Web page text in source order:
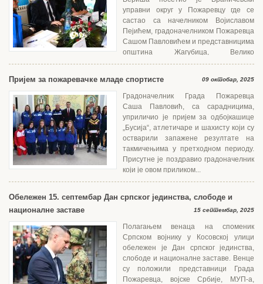
управни округ у Пожаревцу где се
састао са начелником Војиславом
Пејићем, градоначелником Пожаревца
Сашом Павловићем и представницима
општина Жагубица, Велико
Градиште,...
Пријем за пожаревачке младе спортисте 09 октобар, 2025
Градоначелник Града Пожаревца
Саша Павловић, са сарадницима,
уприличио је пријем за одбојкашице
„Бусија“, атлетичаре и шахисту који су
остварили запажене резултате на
такмичењима у претходном периоду.
Присутне је поздравио градоначелник
који је овом приликом...
Обележен 15. септембар Дан српског јединства, слободе и
националне заставе
15 септембар, 2025
Полагањем венаца на споменик
Српском војнику у Косовској улици
обележен је Дан српског јединства,
слободе и националне заставе. Венце
су положили представници Града
Пожаревца, војске Србије, МУП-а,